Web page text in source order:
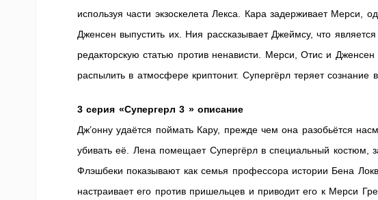
используя части экзоскелета Лекса. Кара задерживает
Дженсен выпустить их. Ния рассказывает Джеймсу, что
редакторскую статью против ненависти. Мерси, Отис и
распылить в атмосфере криптонит. Супергёрл теряет сознание
3 серия «Супергерл 3 » описание
Дж’онну удаётся поймать Кару, прежде чем она разобьётся
убивать её. Лена помещает Супергёрл в специальный
Флэшбеки показывают как семья профессора истории Бена
настраивает его против пришельцев и приводит его к Мерси